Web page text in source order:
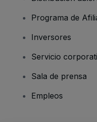
Programa de
Inversores
Servicio
Sala de prensa
Empleos